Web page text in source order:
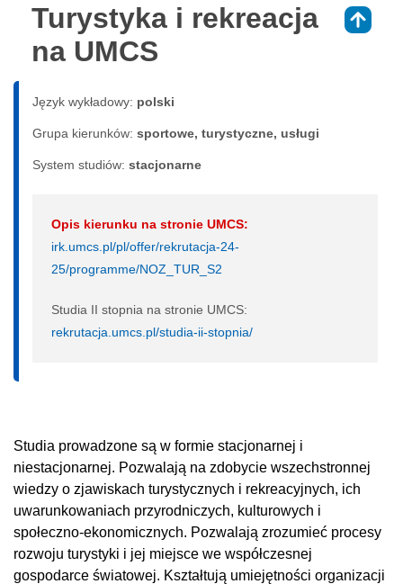
Turystyka i rekreacja
na UMCS
Język wykładowy: polski
Grupa kierunków: sportowe, turystyczne, usługi
System studiów: sta­cjo­nar­ne
Opis kierunku na stronie UMCS:
irk.umcs.pl/pl/offer/rekrutacja-24-
25/programme/NOZ_TUR_S2
Studia II stopnia na stronie UMCS:
rekrutacja.umcs.pl/studia-ii-stopnia/
Studia prowadzone są w formie stacjonarnej i
niestacjonarnej. Pozwalają na zdobycie wszechstronnej
wiedzy o zjawiskach turystycznych i rekreacyjnych, ich
uwarunkowaniach przyrodniczych, kulturowych i
społeczno-ekonomicznych. Pozwalają zrozumieć procesy
rozwoju turystyki i jej miejsce we współczesnej
gospodarce światowej. Kształtują umiejętności organizacji